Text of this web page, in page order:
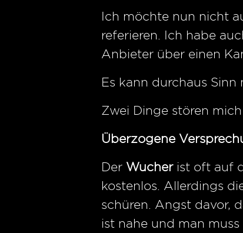
Ich möchte nun nicht
referieren. Ich habe
Anbieter über einen
Es kann durchaus
Zwei Dinge stören
Überzogene
Der Wucher ist oft auf
kostenlos. Allerdings
schüren. Angst davor,
ist nahe und man